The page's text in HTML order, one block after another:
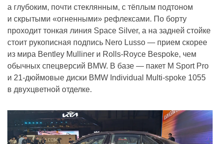
а глубоким, почти стеклянным, с тёплым подтоном
и скрытыми «огненными» рефлексами. По борту
проходит тонкая линия Space Silver, а на задней стойке
стоит рукописная подпись Nero Lusso — прием скорее
из мира Bentley Mulliner и Rolls-Royce Bespoke, чем
обычных спецверсий BMW. В базе — пакет M Sport Pro
и 21-дюймовые диски BMW Individual Multi-spoke 1055
в двухцветной отделке.